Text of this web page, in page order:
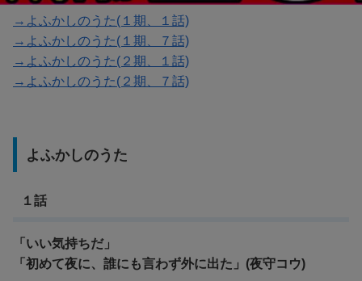
→よふかしのうた(１期、１話)
→よふかしのうた(１期、７話)
→よふかしのうた(２期、１話)
→よふかしのうた(２期、７話)
よふかしのうた
１話
「いい気持ちだ」
「 初めて夜に、誰にも言わず外に出た」(夜守コウ)